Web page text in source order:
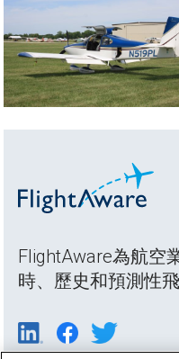
FlightAware為航空
時、歷史和預測性飛